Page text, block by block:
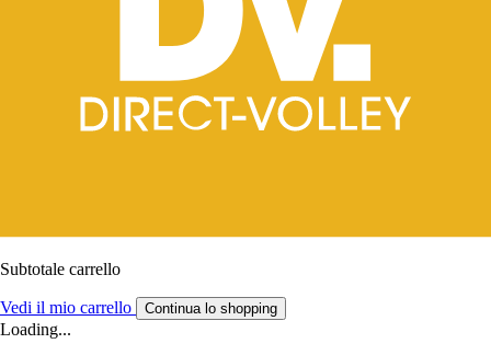
Subtotale carrello
Vedi il mio carrello Continua lo shopping
Loading...